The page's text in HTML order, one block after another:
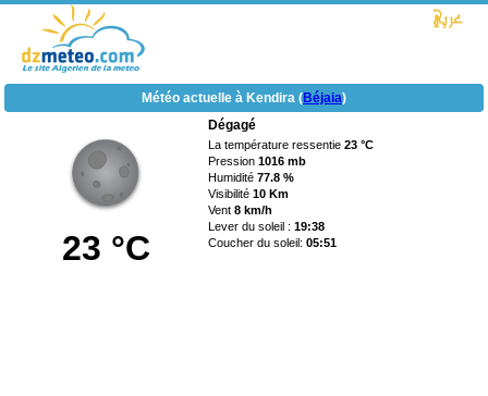
Météo actuelle à Kendira (Béjaia)
23 °C
Dégagé
La température ressentie23 °C
Pression1016 mb
Humidité77.8 %
Visibilité10 Km
Vent8 km/h
Lever du soleil :19:38
Coucher du soleil:05:51